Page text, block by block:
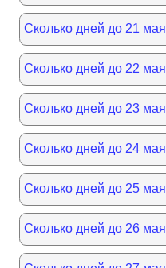
Сколько дней до 21 мая
Сколько дней до 22 мая
Сколько дней до 23 мая
Сколько дней до 24 мая
Сколько дней до 25 мая
Сколько дней до 26 мая